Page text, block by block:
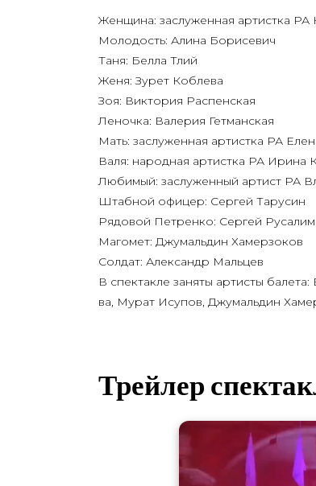
Жен­щи­на: заслу­жен­ная артист­ка
Моло­дость: Али­на Борисевич
Таня: Бел­ла Тлий
Женя: Зурет Коблева
Зоя: Вик­то­рия Распенская
Леноч­ка: Вале­рия Гетманская
Мать: заслу­жен­ная артист­ка РА
Валя: народ­ная артист­ка РА Ири­на
Люби­мый: заслу­жен­ный артист РА
Штаб­ной офи­цер: Сер­гей Тарусин
Рядо­вой Пет­рен­ко: Сер­гей
Маго­мет: Джу­маль­дин Хамерзоков
Сол­дат: Алек­сандр Мальцев
В спек­так­ле заня­ты арти­сты
ва, Мурат Ису­пов, Джу­маль­дин
Трейлер